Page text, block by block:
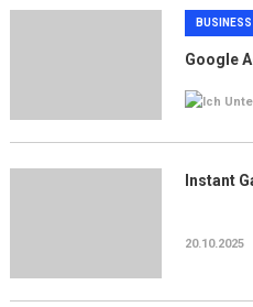
BUSINESS
Google
Instant
20.10.2025